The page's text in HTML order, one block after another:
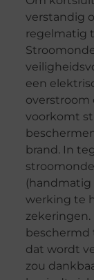
verstandig
regelmatig
een
overstroom
voorkomt
brand. In
(handmatig
werking te
dat wordt
zou